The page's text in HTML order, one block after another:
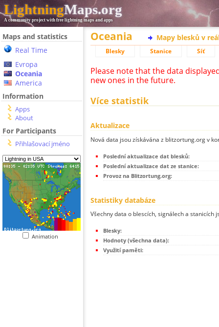
LightningMaps.org
A community project with free lightning maps and apps
Maps and statistics
Real Time
Evropa
Oceania
America
Information
Apps
About
For Participants
Přihlašovací jméno
Animation
Oceania Mapy blesků v
Blesky Stanice Síť
Please note that the data
new ones in the future.
Více statistik
Aktualizace
Nová data jsou získávána z blitzortung.org v
Poslední aktualizace dat blesků:
Poslední aktualizace dat ze stanice:
Provoz na Blitzortung.org:
Statistiky databáze
Všechny data o blescích, signálech a
Blesky:
Hodnoty (všechna data):
Využití paměti: